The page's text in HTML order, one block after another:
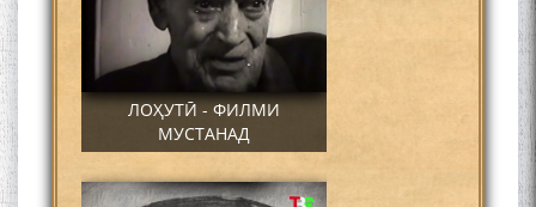
ЛОҲУТӢ - ФИЛМИ
МУСТАНАД